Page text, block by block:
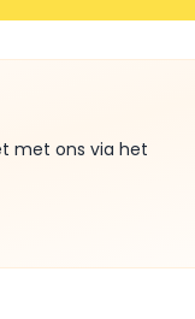
met ons via het